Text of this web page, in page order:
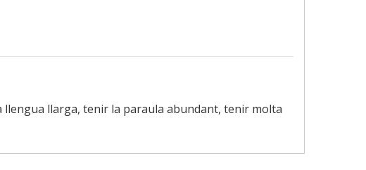
llarga, tenir la paraula abundant, tenir molta